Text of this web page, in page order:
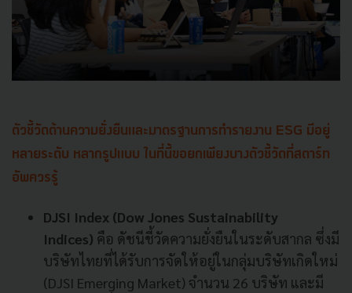
ตัวชี้วัดด้านความยั่งยืนและมาตรฐานการทำรายงาน ESG มีอยู่
หลายระดับ หลากรูปแบบ ในที่นี้ขอยกเพียงบางตัวชี้วัดที่สตาร์ท
อัพควรรู้
DJSI Index (Dow Jones Sustainability
Indices) คือ ดัชนีชี้วัดความยั่งยืนในระดับสากล ซึ่งมี
บริษัทไทยที่ได้รับการจัดให้อยู่ในกลุ่มบริษัทเกิดใหม่
(DJSI Emerging Market) จำนวน 26 บริษัท และมี